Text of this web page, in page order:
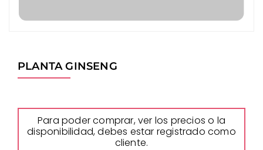
PLANTA GINSENG
Para poder comprar, ver los precios o la
disponibilidad, debes estar registrado como
cliente.